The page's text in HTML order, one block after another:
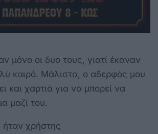
μόνο οι δυο τους, γιατί έκαναν
καιρό. Μάλιστα, ο αδερφός μου
και χαρτιά για να μπορεί να
μαζί του.
χρήστης